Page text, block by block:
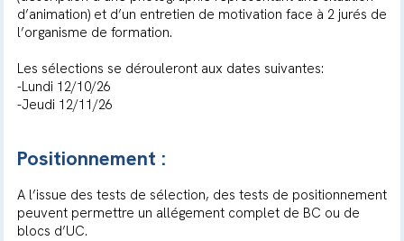
d’animation) et d’un entretien de motivation face à 2 jurés de
l’organisme de formation.
Les sélections se dérouleront aux dates suivantes:
-Lundi 12/10/26
-Jeudi 12/11/26
Positionnement :
A l’issue des tests de sélection, des tests de positionnement
peuvent permettre un allégement complet de BC ou de
blocs d’UC.